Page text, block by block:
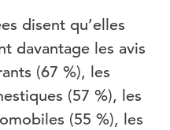
disent qu’elles
davantage les avis
(67 %), les
(57 %), les
(55 %), les